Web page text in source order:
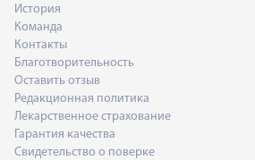
История
Команда
Контакты
Благотворительность
Оставить отзыв
Редакционная политика
Лекарственное страхование
Гарантия качества
Свидетельство о поверке